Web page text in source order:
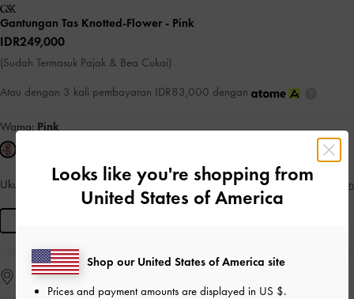
Gantungan Tas Knotted-Flower - Pink
IDR249,000
(Sudah Termasuk Pajak & Bea Cukai)
Atau dengan 3 kali pembayaran IDR83,000 dengan
Warna: Pink
Ukuran: Panduan Ukuran
Temukan di toko
Looks like you're shopping from
United States of America
Shop our United States of America site
Prices and payment amounts are displayed in US $.